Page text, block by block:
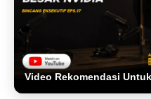
Video Rekomendasi